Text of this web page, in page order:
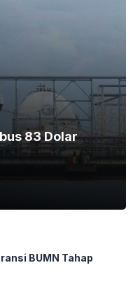
83 Dolar
BUMN Tahap